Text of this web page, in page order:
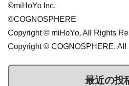
©miHoYo Inc.
©COGNOSPHERE
Copyright © miHoYo. All Rights
Copyright © COGNOSPHERE. All
最近の投